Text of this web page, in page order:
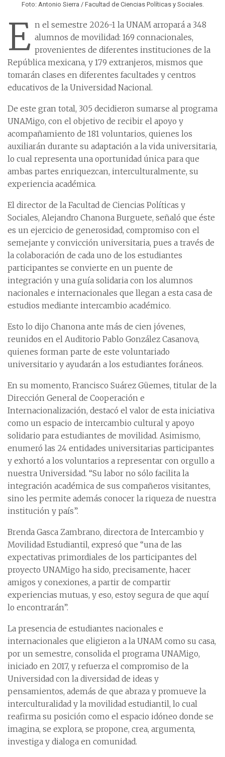
Foto: Antonio Sierra / Facultad de Ciencias Políticas y Sociales.
E n el semestre 2026-1 la UNAM arropará a 348
alumnos de movilidad: 169 connacionales,
provenientes de diferentes instituciones de la
República mexicana, y 179 extranjeros, mismos que
tomarán clases en diferentes facultades y centros
educativos de la Universidad Nacional.
De este gran total, 305 decidieron sumarse al programa
UNAMigo, con el objetivo de recibir el apoyo y
acompañamiento de 181 voluntarios, quienes los
auxiliarán durante su adaptación a la vida universitaria,
lo cual representa una oportunidad única para que
ambas partes enriquezcan, interculturalmente, su
experiencia académica.
El director de la Facultad de Ciencias Políticas y
Sociales, Alejandro Chanona Burguete, señaló que éste
es un ejercicio de generosidad, compromiso con el
semejante y convicción universitaria, pues a través de
la colaboración de cada uno de los estudiantes
participantes se convierte en un puente de
integración y una guía solidaria con los alumnos
nacionales e internacionales que llegan a esta casa de
estudios mediante intercambio académico.
Esto lo dijo Chanona ante más de cien jóvenes,
reunidos en el Auditorio Pablo González Casanova,
quienes forman parte de este voluntariado
universitario y ayudarán a los estudiantes foráneos.
En su momento, Francisco Suárez Güemes, titular de la
Dirección General de Cooperación e
Internacionalización, destacó el valor de esta iniciativa
como un espacio de intercambio cultural y apoyo
solidario para estudiantes de movilidad. Asimismo,
enumeró las 24 entidades universitarias participantes
y exhortó a los voluntarios a representar con orgullo a
nuestra Universidad. “Su labor no sólo facilita la
integración académica de sus compañeros visitantes,
sino les permite además conocer la riqueza de nuestra
institución y país”.
Brenda Gasca Zambrano, directora de Intercambio y
Movilidad Estudiantil, expresó que “una de las
expectativas primordiales de los participantes del
proyecto UNAMigo ha sido, precisamente, hacer
amigos y conexiones, a partir de compartir
experiencias mutuas, y eso, estoy segura de que aquí
lo encontrarán”.
La presencia de estudiantes nacionales e
internacionales que eligieron a la UNAM como su casa,
por un semestre, consolida el programa UNAMigo,
iniciado en 2017, y refuerza el compromiso de la
Universidad con la diversidad de ideas y
pensamientos, además de que abraza y promueve la
interculturalidad y la movilidad estudiantil, lo cual
reafirma su posición como el espacio idóneo donde se
imagina, se explora, se propone, crea, argumenta,
investiga y dialoga en comunidad.